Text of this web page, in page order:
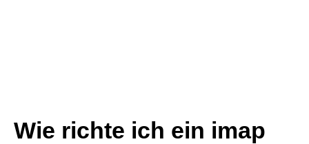
Wie richte ich ein imap